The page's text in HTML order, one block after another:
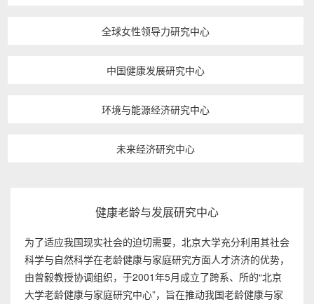
全球女性领导力研究中心
中国健康发展研究中心
环境与能源经济研究中心
未来经济研究中心
健康老龄与发展研究中心
为了适应我国现实社会的迫切需要，北京大学充分利用其社会
科学与自然科学在老龄健康与家庭研究方面人才济济的优势，
由曾毅教授协调组织，于2001年5月成立了跨系、所的“北京
大学老龄健康与家庭研究中心”，旨在推动我国老龄健康与家